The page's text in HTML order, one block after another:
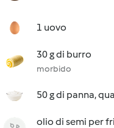
1 uovo
30 g di burro
morbido
50 g di panna,
olio di semi per